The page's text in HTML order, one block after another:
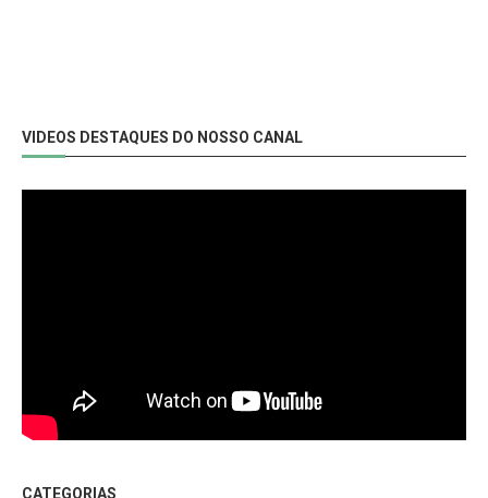
VIDEOS DESTAQUES DO NOSSO CANAL
CATEGORIAS